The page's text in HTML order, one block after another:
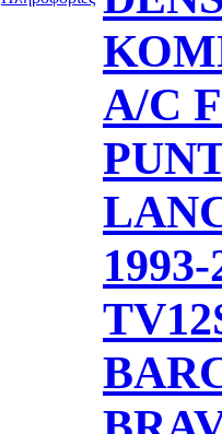
A/C